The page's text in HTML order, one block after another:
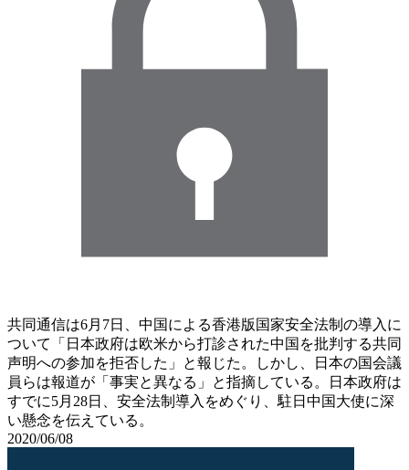
共同通信は6月7日、中国による香港版国家安全法制の導入に
ついて「日本政府は欧米から打診された中国を批判する共同
声明への参加を拒否した」と報じた。しかし、日本の国会議
員らは報道が「事実と異なる」と指摘している。日本政府は
すでに5月28日、安全法制導入をめぐり、駐日中国大使に深
い懸念を伝えている。
2020/06/08